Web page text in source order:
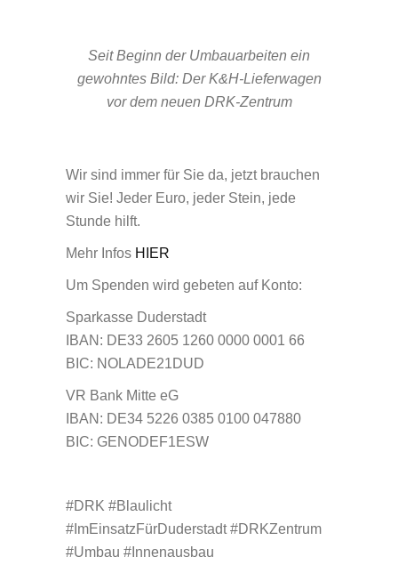
Seit Beginn der Umbauarbeiten ein
gewohntes Bild: Der K&H-Lieferwagen
vor dem neuen DRK-Zentrum
Wir sind immer für Sie da, jetzt brauchen
wir Sie! Jeder Euro, jeder Stein, jede
Stunde hilft.
Mehr Infos HIER
Um Spenden wird gebeten auf Konto:
Sparkasse Duderstadt
IBAN: DE33 2605 1260 0000 0001 66
BIC: NOLADE21DUD
VR Bank Mitte eG
IBAN: DE34 5226 0385 0100 047880
BIC: GENODEF1ESW
#DRK #Blaulicht
#ImEinsatzFürDuderstadt #DRKZentrum
#Umbau #Innenausbau